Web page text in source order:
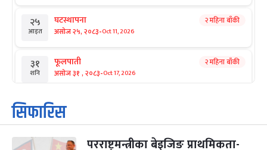
२५
आइत
घटस्थापना
असोज २५, २०८३-Oct 11, 2026
२ महिना बाँकी
३१
शनि
फूलपाती
असोज ३१ , २०८३-Oct 17, 2026
२ महिना बाँकी
१
आइत
कार्तिक सङ्क्रान्ति
कार्तिक १, २०८३
महानवमी २ महिना बाँकी
सिफारिस
परराष्ट्रमन्त्रीका बेइजिङ प्राथमिकता-